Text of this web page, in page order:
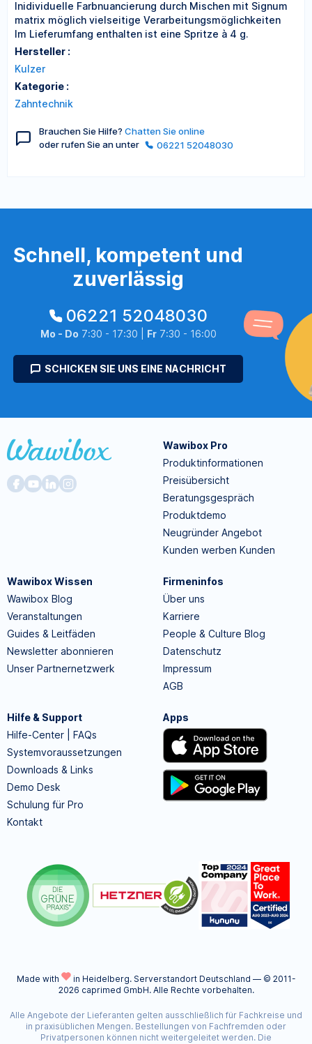
Inidividuelle Farbnuancierung durch Mischen mit Signum
matrix möglich vielseitige Verarbeitungsmöglichkeiten
Im Lieferumfang enthalten ist eine Spritze à 4 g.
Hersteller :
Kulzer
Kategorie :
Zahntechnik
Brauchen Sie Hilfe? Chatten Sie online
oder rufen Sie an unter
06221 52048030
Schnell, kompetent und
zuverlässig
06221 52048030
Mo - Do 7:30 - 17:30 | Fr7:30 - 16:00
SCHICKEN SIE UNS EINE NACHRICHT
Wawibox Pro
Produktinformationen
Preisübersicht
Beratungsgespräch
Produktdemo
Neugründer Angebot
Kunden werben Kunden
Wawibox Wissen
Wawibox Blog
Veranstaltungen
Guides & Leitfäden
Newsletter abonnieren
Unser Partnernetzwerk
Firmeninfos
Über uns
Karriere
People & Culture Blog
Datenschutz
Impressum
AGB
Hilfe & Support
Hilfe-Center | FAQs
Systemvoraussetzungen
Downloads & Links
Demo Desk
Schulung für Pro
Kontakt
Apps
Made with in Heidelberg. Serverstandort Deutschland — © 2011-
2026 caprimed GmbH. Alle Rechte vorbehalten.
Alle Angebote der Lieferanten gelten ausschließlich für Fachkreise und
in praxisüblichen Mengen. Bestellungen von Fachfremden oder
Privatpersonen können nicht weitergeleitet werden. Die